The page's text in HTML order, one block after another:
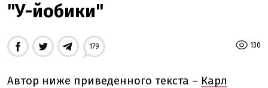
"У-йобики"
130
179
Автор ниже приведенного текста – Карл